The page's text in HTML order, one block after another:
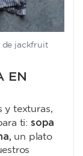
de jackfruit
EN
y texturas,
ti: sopa
un plato